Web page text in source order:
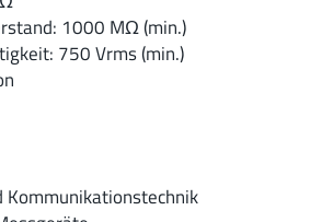
1000 MΩ (min.)
750 Vrms (min.)
Kommunikationstechnik